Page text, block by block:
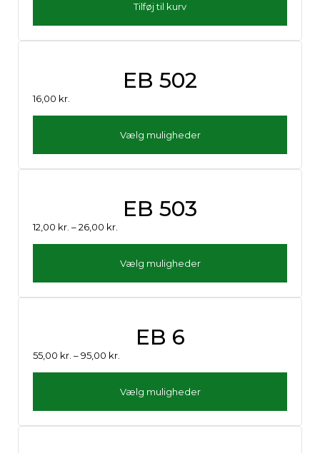
Tilføj til kurv
EB 502
16,00 kr.
Vælg muligheder
EB 503
12,00 kr. –26,00 kr.
Vælg muligheder
EB 6
55,00 kr. –95,00 kr.
Vælg muligheder